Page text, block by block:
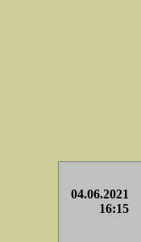
04.06.2021
16:15